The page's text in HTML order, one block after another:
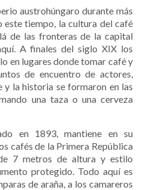
austrohúngaro durante más
este tiempo, la cultura del café
de las fronteras de la capital
A finales del siglo XIX los
en lugares donde tomar café y
de encuentro de actores,
y la historia se formaron en las
una taza o una cerveza
en 1893, mantiene en su
cafés de la Primera República
7 metros de altura y estilo
protegido. Todo aquí es
de araña, a los camareros